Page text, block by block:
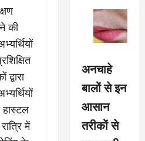
की
में
अनचाहे
बालों से इन
आसान
तरीकों से